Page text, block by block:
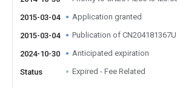
2015-03-04 Application granted
2015-03-04 Publication of CN204181367U
2024-10-30 Anticipated expiration
Status Expired - Fee Related